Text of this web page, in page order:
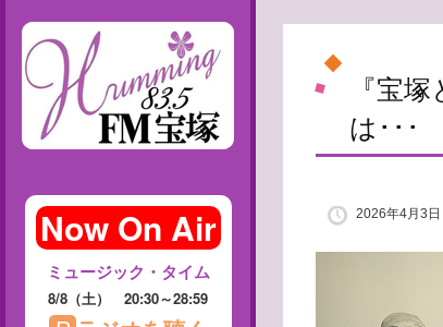
『宝
は･･･
2026年4月3日